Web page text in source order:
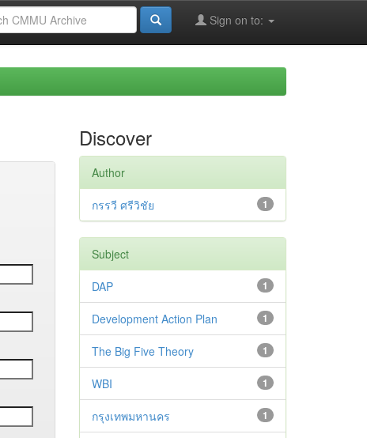
Sign on to:
Discover
Author
1
กรรวี ศรีวิชัย
Subject
1
DAP
1
Development Action Plan
1
The Big Five Theory
1
WBI
1
กรุงเทพมหานคร